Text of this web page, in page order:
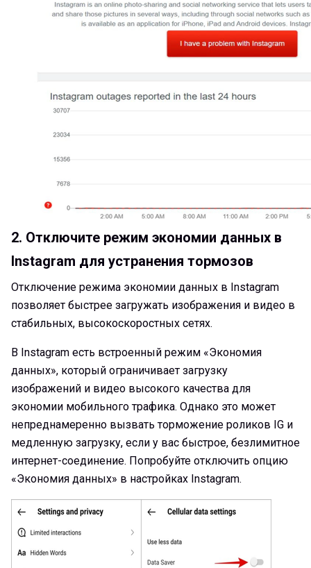
2. Отключите режим экономии данных в
Instagram для устранения тормозов
Отключение режима экономии данных в Instagram
позволяет быстрее загружать изображения и видео в
стабильных, высокоскоростных сетях.
В Instagram есть встроенный режим «Экономия
данных», который ограничивает загрузку
изображений и видео высокого качества для
экономии мобильного трафика. Однако это может
непреднамеренно вызвать торможение роликов IG и
медленную загрузку, если у вас быстрое, безлимитное
интернет-соединение. Попробуйте отключить опцию
«Экономия данных» в настройках Instagram.